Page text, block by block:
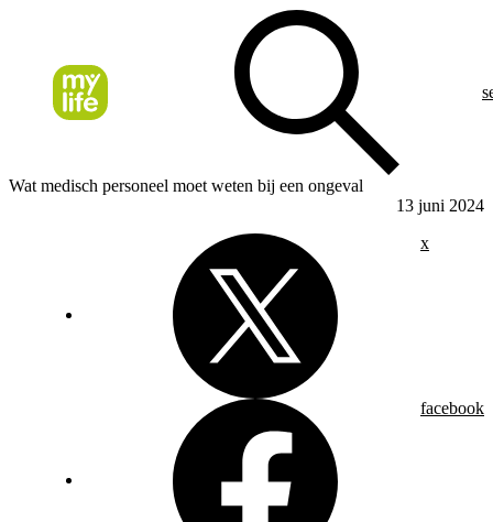
Wat medisch personeel moet weten bij een ongeval
13 juni 2024
x
facebook